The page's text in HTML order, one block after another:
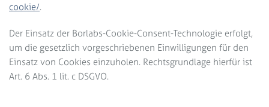
cookie/.
Der Einsatz der Borlabs-Cookie-Consent-Technologie erfolgt,
um die gesetzlich vorgeschriebenen Einwilligungen für den
Einsatz von Cookies einzuholen. Rechtsgrundlage hierfür ist
Art. 6 Abs. 1 lit. c DSGVO.